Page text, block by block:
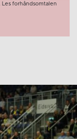
Les forhåndsomtalen